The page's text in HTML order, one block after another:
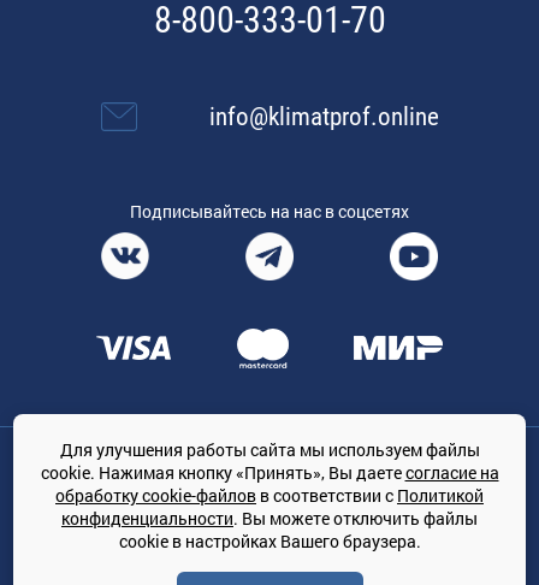
8-800-333-01-70
info@klimatprof.online
Подписывайтесь на нас в соцсетях
Общество с ограниченной ответственностью «ТРЕЙДКОН», ОГРН:
1167847364079, 197022, г. Санкт-Петербург, проспект Медиков, 7
КЛИМАТПРОФ.ONLINE - оптовая продажа кондиционеров и
климатической техники на территории РФ
© Сайт принадлежит ООО «ТРЕЙДКОН»
Для улучшения работы сайта мы используем файлы
cookie. Нажимая кнопку «Принять», Вы даетесогласие на
обработку cookie-файлов в соответствии с Политикой
конфиденциальности. Вы можете отключить файлы
cookie в настройках Вашего браузера.